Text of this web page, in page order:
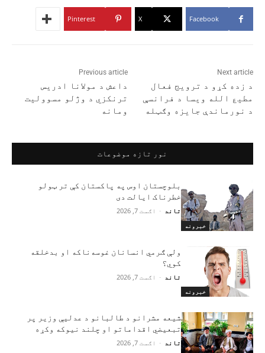
Facebook
X
Pinterest
Previous article
داعش د مولانا ادریس
ترنکزي د وژلو مسوولیت
ومانه
Next article
د زده کړو د ترویج فعال
مطیع الله ویسا د فرانسې
د نورماندې جایزه وګټله
نور تازه موضوعات
خبرونه
بلوچستان اوس په پاکستان کې تر ټولو
خطرناک ایالت دی
تاند - اګست 7, 2026
خبرونه
ولې ګرمي انسانان غوسه‌ناکه او بدخلقه
کوي؟
تاند - اګست 7, 2026
شیعه مشرانو د طالبانو د عدلیې وزیر پر
تبعیضي اقداماتو او چلند نیوکه وکړه
تاند - اګست 7, 2026